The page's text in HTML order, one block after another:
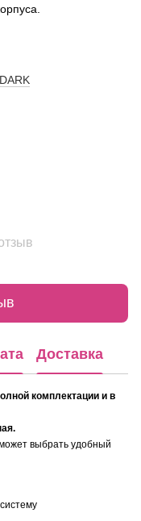
DARK
Доставка
комплектации и в
выбрать удобный